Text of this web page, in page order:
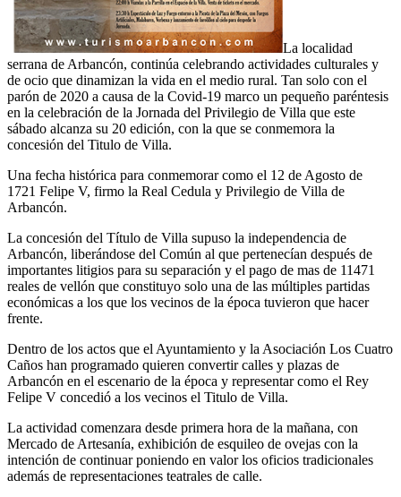
La localidad
serrana de Arbancón, continúa celebrando actividades culturales y
de ocio que dinamizan la vida en el medio rural. Tan solo con el
parón de 2020 a causa de la Covid-19 marco un pequeño paréntesis
en la celebración de la Jornada del Privilegio de Villa que este
sábado alcanza su 20 edición, con la que se conmemora la
concesión del Titulo de Villa.
Una fecha histórica para conmemorar como el 12 de Agosto de
1721 Felipe V, firmo la Real Cedula y Privilegio de Villa de
Arbancón.
La concesión del Título de Villa supuso la independencia de
Arbancón, liberándose del Común al que pertenecían después de
importantes litigios para su separación y el pago de mas de 11471
reales de vellón que constituyo solo una de las múltiples partidas
económicas a los que los vecinos de la época tuvieron que hacer
frente.
Dentro de los actos que el Ayuntamiento y la Asociación Los Cuatro
Caños han programado quieren convertir calles y plazas de
Arbancón en el escenario de la época y representar como el Rey
Felipe V concedió a los vecinos el Titulo de Villa.
La actividad comenzara desde primera hora de la mañana, con
Mercado de Artesanía, exhibición de esquileo de ovejas con la
intención de continuar poniendo en valor los oficios tradicionales
además de representaciones teatrales de calle.